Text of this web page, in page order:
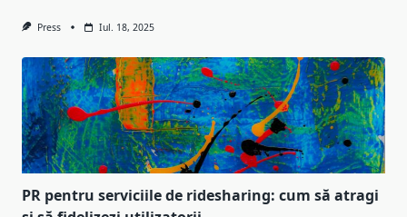
Press Iul. 18, 2025
PR pentru serviciile de ridesharing: cum să atragi